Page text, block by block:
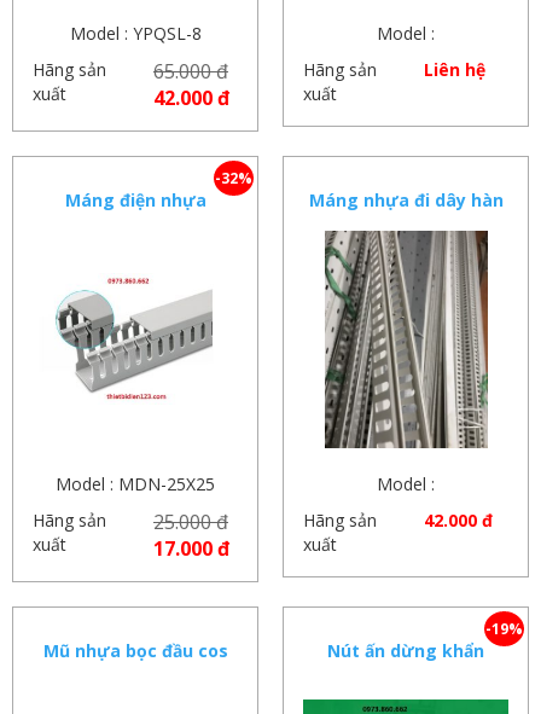
Model : YPQSL-8
Hãng sản
xuất
65.000 đ
42.000 đ
Model :
Hãng sản
xuất
Liên hệ
Máng điện nhựa
Model : MDN-25X25
Hãng sản
xuất
25.000 đ
17.000 đ
-32%
Máng nhựa đi dây hàn
40x40x2m , 60x60x2m
mép liền chất lượng
cao
Model :
Hãng sản
xuất
42.000 đ
Mũ nhựa bọc đầu cos
Nút ấn dừng khẩn
-19%